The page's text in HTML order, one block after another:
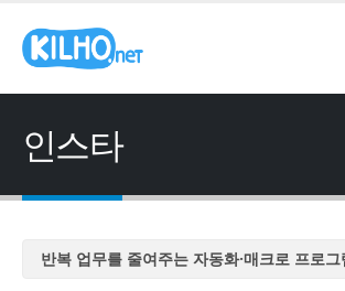
인스타
반복 업무를 줄여주는 자동화·매크로 프로